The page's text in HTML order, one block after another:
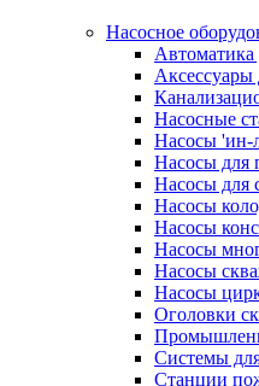
Насосное
Автоматика
Аксессуары
Насосные
Насосы 'ин-
Насосы для
Насосы для
Насосы
Насосы
Насосы
Насосы
Насосы
Оголовки
Системы
Станции